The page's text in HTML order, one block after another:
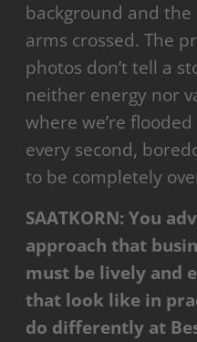
background and
arms crossed. The
photos don’t tell a
neither energy nor
where we’re
every second,
to be completely
SAATKORN: You
approach that
must be lively and
that look like in
do differently at